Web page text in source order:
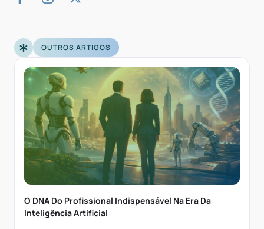
OUTROS ARTIGOS
O DNA Do Profissional Indispensável Na Era Da
Inteligência Artificial